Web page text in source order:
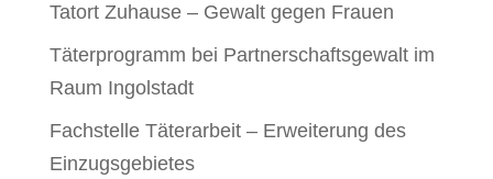
Tatort Zuhause – Gewalt gegen Frauen
Täterprogramm bei Partnerschaftsgewalt im
Raum Ingolstadt
Fachstelle Täterarbeit – Erweiterung des
Einzugsgebietes